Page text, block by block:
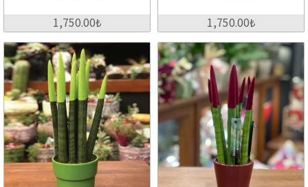
1,750.00₺ 1,750.00₺